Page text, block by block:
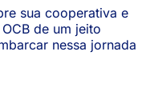
sua cooperativa e
de um jeito
nessa jornada